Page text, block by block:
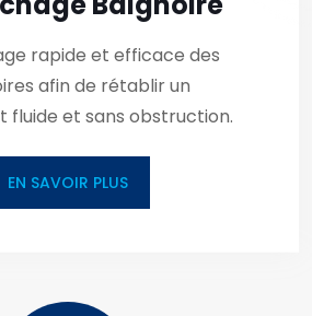
rapide et efficace des
afin de rétablir un
fluide et sans obstruction.
EN SAVOIR PLUS